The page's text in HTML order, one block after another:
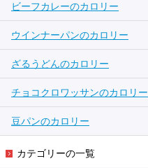
ビーフカレーのカロリー
ウインナーパンのカロリー
ざるうどんのカロリー
チョコクロワッサンのカロリー
豆パンのカロリー
カテゴリーの一覧